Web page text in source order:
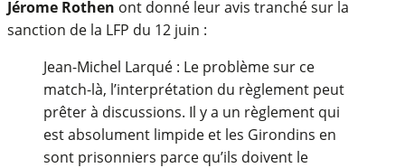
Jérome Rothen ont donné leur avis tranché sur la
sanction de la LFP du 12 juin :
Jean-Michel Larqué : Le problème sur ce
match-là, l’interprétation du règlement peut
prêter à discussions. Il y a un règlement qui
est absolument limpide et les Girondins en
sont prisonniers parce qu’ils doivent le